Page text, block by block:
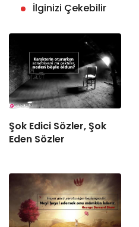
İlginizi Çekebilir
Şok Edici Sözler, Şok
Eden Sözler